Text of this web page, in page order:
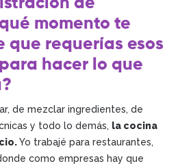
de
momento te
que requerías esos
hacer lo que
de mezclar ingredientes, de
y todo lo demás, la cocina
Yo trabajé para restaurantes,
como empresas hay que